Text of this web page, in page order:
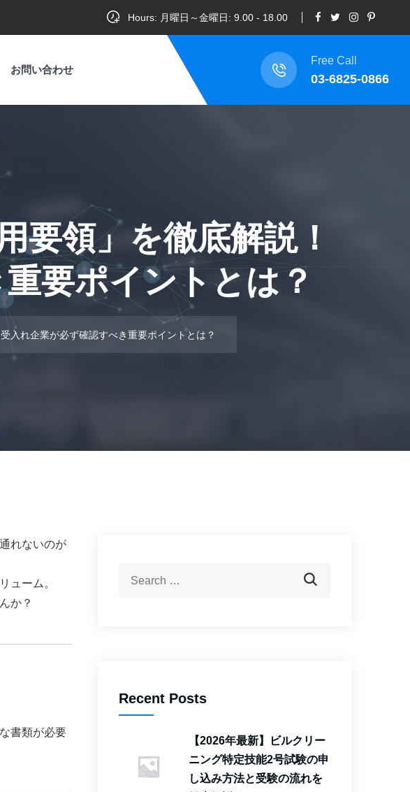
Hours: 月曜日～金曜日: 9.00 - 18.00
お問い合わせ
Free Call
03-6825-0866
要領」を徹底解説！
要ポイントとは？
入れ企業が必ず確認すべき重要ポイントとは？
れないのが
ューム。
か？
書類が必要
Recent Posts
【2026年最新】ビルクリー
ニング特定技能2号試験の申
し込み方法と受験の流れを